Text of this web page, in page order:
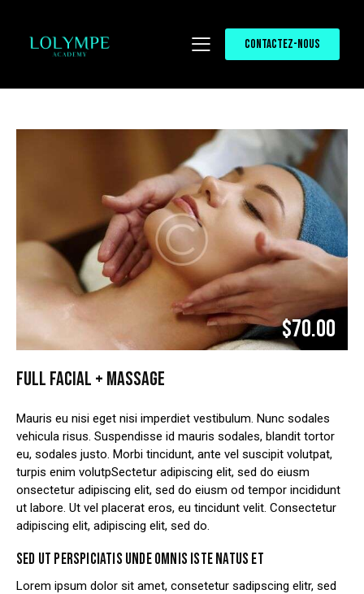
CONTACTEZ-NOUS
$70.00
FULL FACIAL + MASSAGE
Mauris eu nisi eget nisi imperdiet vestibulum. Nunc sodales
vehicula risus. Suspendisse id mauris sodales, blandit tortor
eu, sodales justo. Morbi tincidunt, ante vel suscipit volutpat,
turpis enim volutpSectetur adipiscing elit, sed do eiusm
onsectetur adipiscing elit, sed do eiusm od tempor incididunt
ut labore. Ut vel placerat eros, eu tincidunt velit. Consectetur
adipiscing elit, adipiscing elit, sed do.
SED UT PERSPICIATIS UNDE OMNIS ISTE NATUS ET
Lorem ipsum dolor sit amet, consetetur sadipscing elitr, sed